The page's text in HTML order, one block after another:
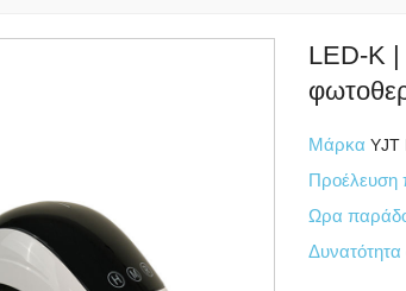
LED-K |
ΜάρκαYJT
Προέλευση
Ωρα